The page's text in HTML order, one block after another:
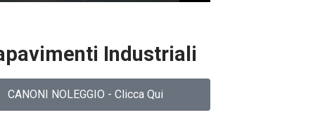
Industriali
CANONI NOLEGGIO - Clicca Qui